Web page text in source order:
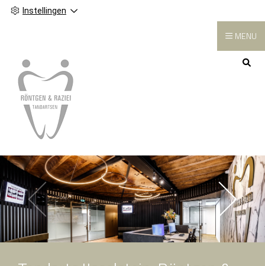
Instellingen
Hoofdmenu
MENU